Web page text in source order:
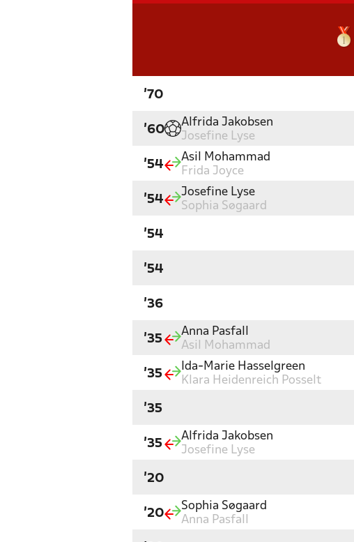
'70
'60
Alfrida Jakobsen
Josefine Lyse
'54
Asil Mohammad
Frida Joyce
'54
Josefine Lyse
Sophia Søgaard
'54
'54
'36
'35
Anna Pasfall
Asil Mohammad
'35
Ida-Marie Hasselgreen
Klara Heidenreich Posselt
'35
'35
Alfrida Jakobsen
Josefine Lyse
'20
'20
Sophia Søgaard
Anna Pasfall